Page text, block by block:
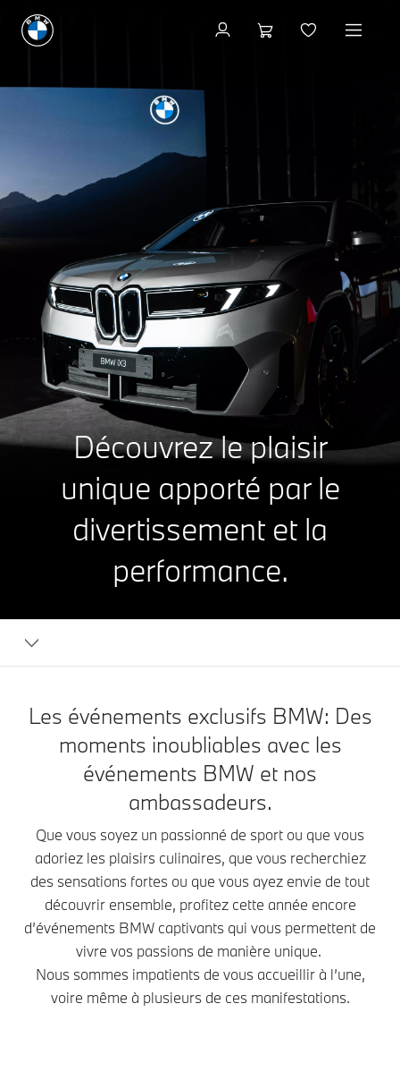
Découvrez le plaisir
unique apporté par le
divertissement et la
performance.
Les événements exclusifs BMW: Des
moments inoubliables avec les
événements BMW et nos
ambassadeurs.
Que vous soyez un passionné de sport ou que vous
adoriez les plaisirs culinaires, que vous recherchiez
des sensations fortes ou que vous ayez envie de tout
découvrir ensemble, profitez cette année encore
d’événements BMW captivants qui vous permettent de
vivre vos passions de manière unique.
Nous sommes impatients de vous accueillir à l’une,
voire même à plusieurs de ces manifestations.